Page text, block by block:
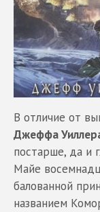
В отличие от
Джеффа
постарше, да и
Майе
балованной
названием